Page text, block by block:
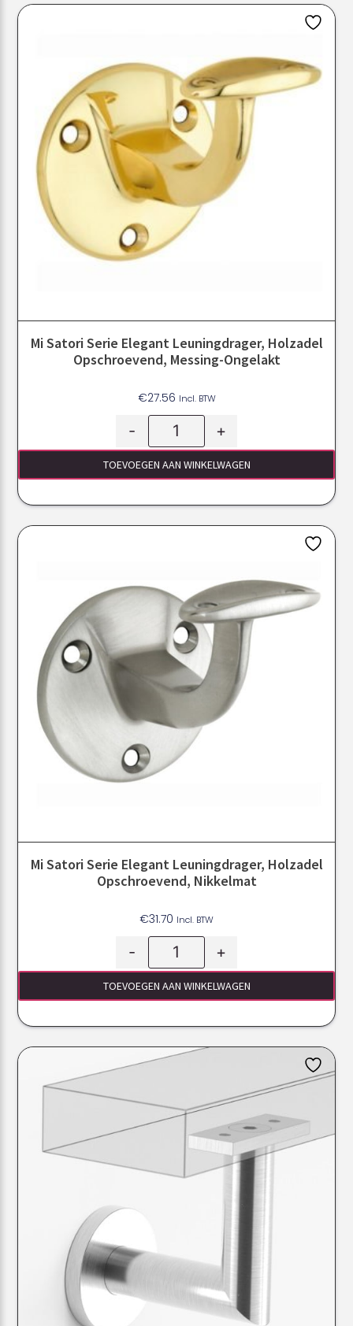
Mi Satori Serie Elegant Leuningdrager, Holzadel
Opschroevend, Messing-Ongelakt
€27.56 Incl. BTW
- +
TOEVOEGEN AAN WINKELWAGEN
Mi Satori Serie Elegant Leuningdrager, Holzadel
Opschroevend, Nikkelmat
€31.70 Incl. BTW
- +
TOEVOEGEN AAN WINKELWAGEN